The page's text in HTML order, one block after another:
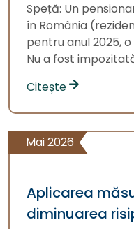
Speță: Un
în România
pentru anul 2025,
Nu a fost
Citește
Mai 2026
Aplicarea
diminuarea